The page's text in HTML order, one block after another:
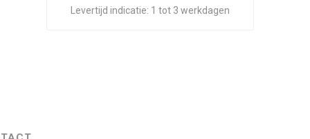
Levertijd indicatie: 1 tot 3 werkdagen